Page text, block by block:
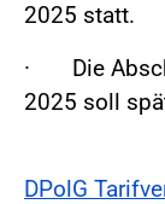
2025 statt.
· Die
2025 soll
DPolG